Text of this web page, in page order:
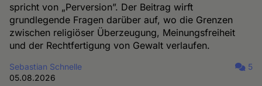
spricht von „Perversion”. Der Beitrag wirft
grundlegende Fragen darüber auf, wo die Grenzen
zwischen religiöser Überzeugung, Meinungsfreiheit
und der Rechtfertigung von Gewalt verlaufen.
Sebastian Schnelle
05.08.2026
5